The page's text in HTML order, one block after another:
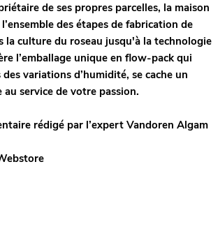
de ses propres parcelles, la maison
des étapes de fabrication de
la culture du roseau jusqu'à la technologie
l’emballage unique en flow-pack qui
variations d’humidité, se cache un
service de votre passion.
rédigé par l’expert Vandoren Algam